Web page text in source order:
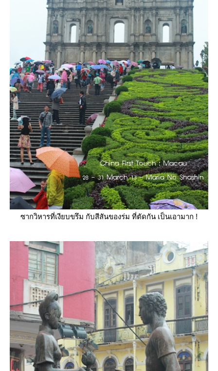
ซากวิหารที่เงียบขรึม กับสีสันของร่ม ที่ตัดกัน เป็นเอามาก !